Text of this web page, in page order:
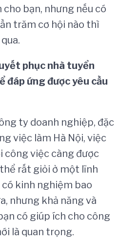
bạn, nhưng nếu có
trăm cơ hội nào thì
phục nhà tuyển
đáp ứng được yêu cầu
ty doanh nghiệp, đặc
việc làm Hà Nội, việc
công việc càng được
rất giỏi ở một lĩnh
có kinh nghiệm bao
nhưng khả năng và
có giúp ích cho công
là quan trọng.